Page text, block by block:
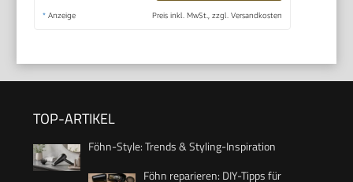
* Anzeige Preis inkl. MwSt., zzgl. Versandkosten
TOP-ARTIKEL
Föhn-Style: Trends & Styling-Inspiration
Föhn reparieren: DIY-Tipps für